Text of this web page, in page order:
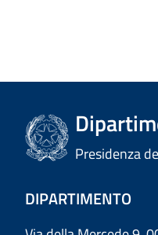
Presidenza
DIPARTIMENTO